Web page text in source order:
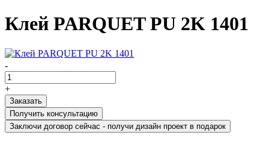
Клей PARQUET PU 2K 1401
-
+
Получить консультацию
Заключи договор сейчас - получи дизайн проект в подарок